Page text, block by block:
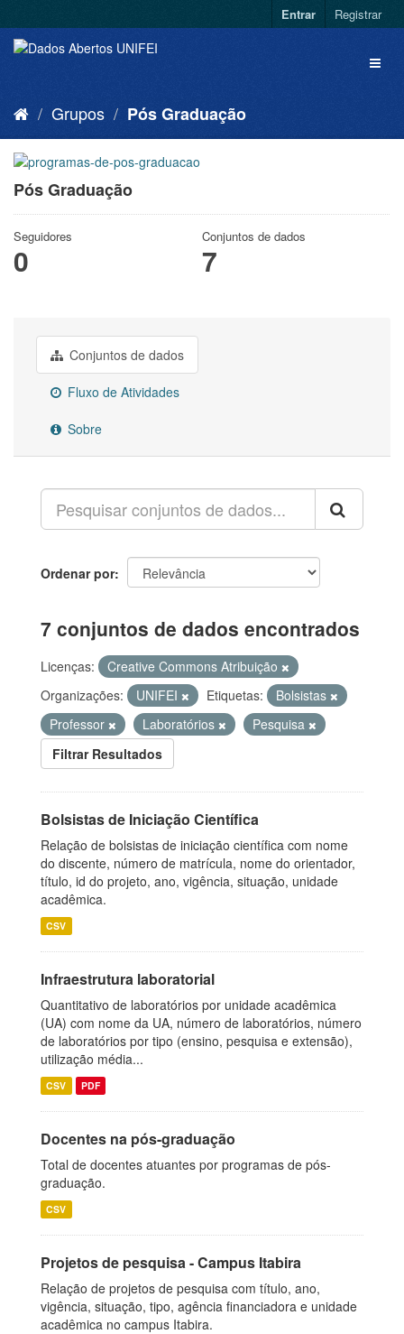
Entrar Registrar
Grupos Pós Graduação
Pós Graduação
Seguidores
0
Conjuntos de dados
7
Conjuntos de dados
Fluxo de Atividades
Sobre
Ordenar por
7 conjuntos de dados encontrados
Licenças:
Creative Commons Atribuição
Organizações:
UNIFEI Etiquetas:
Bolsistas
Professor
Laboratórios
Pesquisa
Filtrar Resultados
Bolsistas de Iniciação Científica
Relação de bolsistas de iniciação científica com nome
do discente, número de matrícula, nome do orientador,
título, id do projeto, ano, vigência, situação, unidade
acadêmica.
CSV
Infraestrutura laboratorial
Quantitativo de laboratórios por unidade acadêmica
(UA) com nome da UA, número de laboratórios, número
de laboratórios por tipo (ensino, pesquisa e extensão),
utilização média...
CSV PDF
Docentes na pós-graduação
Total de docentes atuantes por programas de pós-
graduação.
CSV
Projetos de pesquisa - Campus Itabira
Relação de projetos de pesquisa com título, ano,
vigência, situação, tipo, agência financiadora e unidade
acadêmica no campus Itabira.